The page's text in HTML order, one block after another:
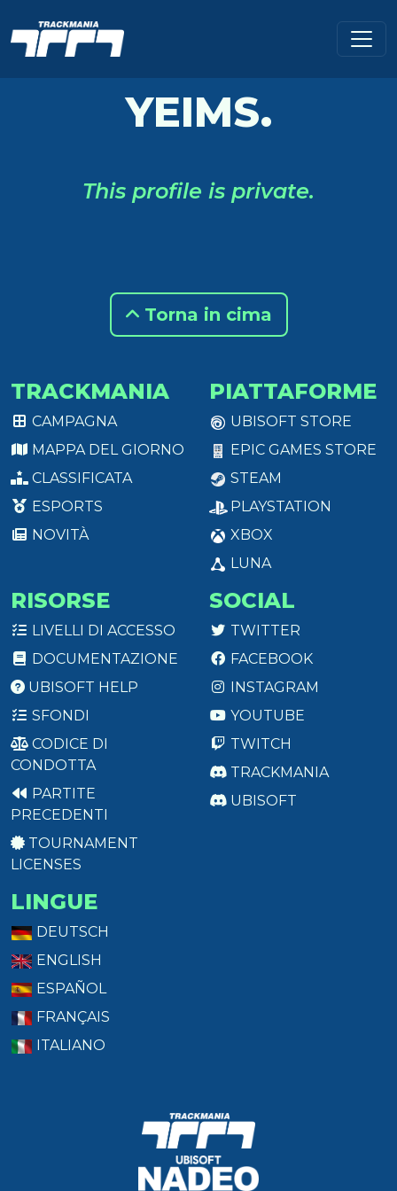
YEIMS.
This profile is private.
Torna in cima
TRACKMANIA
CAMPAGNA
MAPPA DEL GIORNO
CLASSIFICATA
ESPORTS
NOVITÀ
PIATTAFORME
UBISOFT STORE
EPIC GAMES STORE
STEAM
PLAYSTATION
XBOX
LUNA
RISORSE
LIVELLI DI ACCESSO
DOCUMENTAZIONE
UBISOFT HELP
SFONDI
CODICE DI
CONDOTTA
PARTITE
PRECEDENTI
TOURNAMENT
LICENSES
SOCIAL
TWITTER
FACEBOOK
INSTAGRAM
YOUTUBE
TWITCH
TRACKMANIA
UBISOFT
LINGUE
DEUTSCH
ENGLISH
ESPAÑOL
FRANÇAIS
ITALIANO